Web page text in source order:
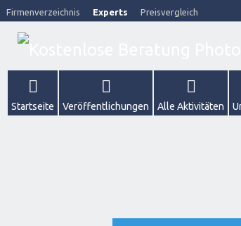
Firmenverzeichnis Experts Preisvergleich
Startseite Veröffentlichungen Alle Aktivitäten